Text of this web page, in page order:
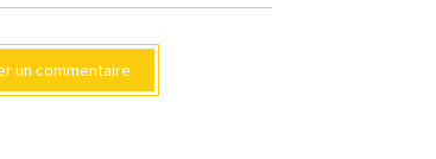
un commentaire